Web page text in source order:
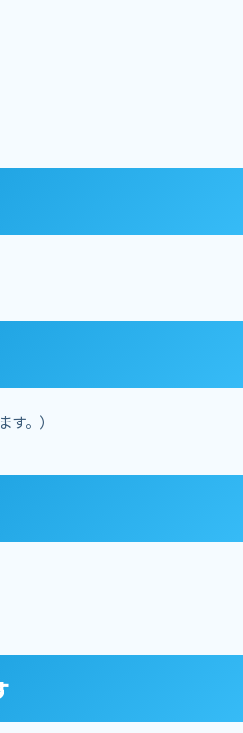
。）